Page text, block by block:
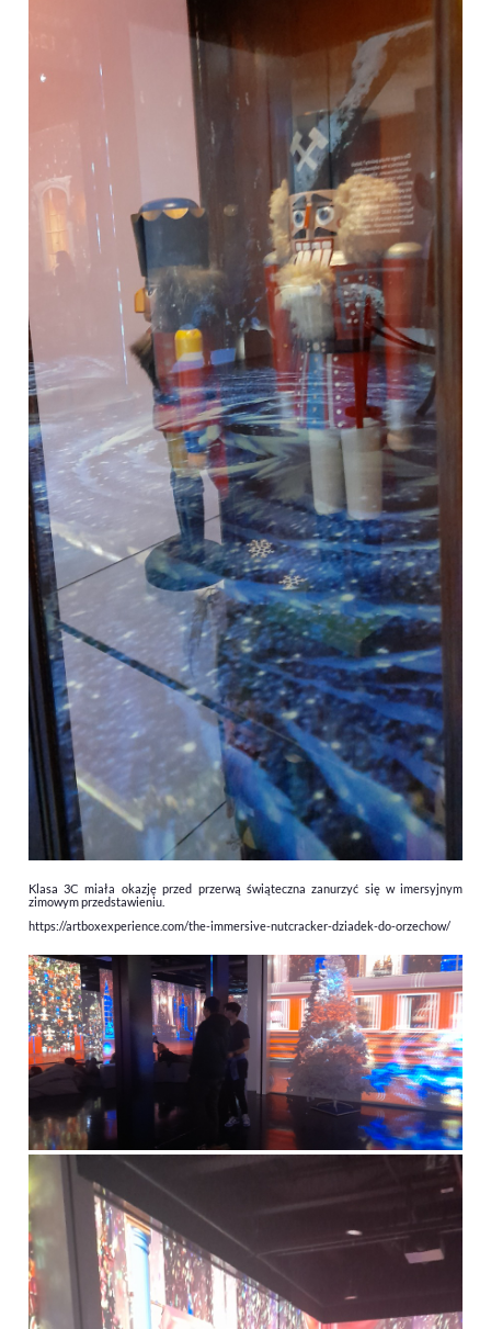
Klasa 3C miała okazję przed przerwą świąteczna zanurzyć się w imersyjnym
zimowym przedstawieniu.
https://artboxexperience.com/the-immersive-nutcracker-dziadek-do-orzechow/